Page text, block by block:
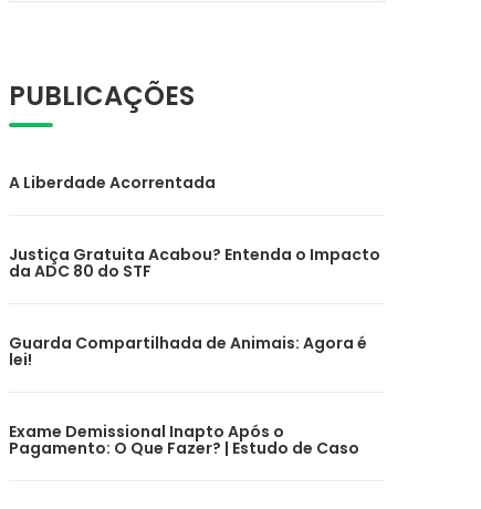
PUBLICAÇÕES
A Liberdade Acorrentada
Justiça Gratuita Acabou? Entenda o Impacto
da ADC 80 do STF
Guarda Compartilhada de Animais: Agora é
lei!
Exame Demissional Inapto Após o
Pagamento: O Que Fazer? | Estudo de Caso